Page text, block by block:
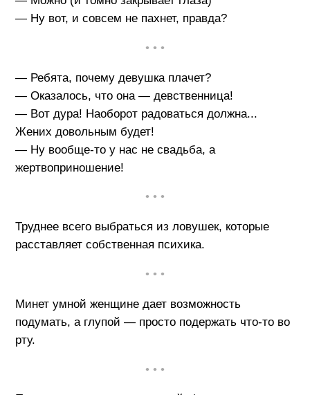
— Ну вот, и совсем не пахнет, правда?
• • •
— Ребята, почему девушка плачет?
— Оказалось, что она — девственница!
— Вот дура! Наоборот радоваться должна...
Жених довольным будет!
— Ну вообще-то у нас не свадьба, а
жертвоприношение!
• • •
Труднее всего выбраться из ловушек, которые
расставляет собственная психика.
• • •
Минет умной женщине дает возможность
подумать, а глупой — просто подержать что-то во
рту.
• • •